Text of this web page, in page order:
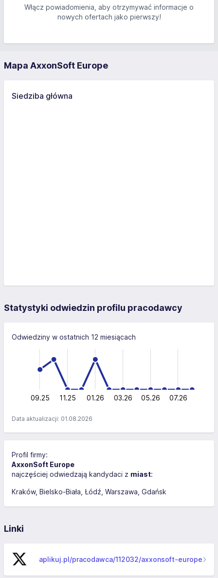
Włącz powiadomienia, aby otrzymywać informacje o
nowych ofertach jako pierwszy!
Mapa AxxonSoft Europe
Siedziba główna
Statystyki odwiedzin profilu pracodawcy
Odwiedziny w ostatnich 12 miesiącach
L
09.25 11.25 01.26 03.26 05.26 07.26
Data aktualizacji: 01.08.2026
Profil firmy:
AxxonSoft Europe
najczęściej odwiedzają kandydaci z miast:
Kraków Bielsko-Biała Łódź Warszawa Gdańsk
Linki
aplikuj.pl/pracodawca/112032/axxonsoft-europe